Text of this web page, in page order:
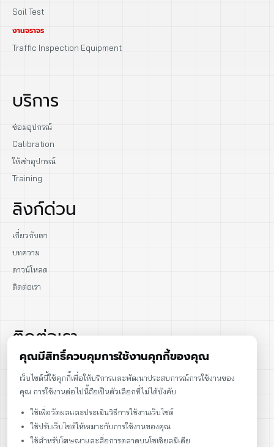
Soil Test
งานจราจร
Traffic Inspection Equipment
บริการ
ซ่อมอุปกรณ์
Calibration
ให้เช่าอุปกรณ์
Training
ลิงก์ด่วน
เกี่ยวกับเรา
บทความ
ดาวน์โหลด
ติดต่อเรา
ติดต่อเรา
086-086-2000
sales@cst.co.th
คุณมีสิทธิ์ควบคุมการใช้งานคุกกี้ของคุณ
เว็บไซต์นี้ใช้คุกกี้เพื่อให้บริการและพัฒนาประสบการณ์การใช้งานของ
คุณ การใช้งานต่อไปนี้ถือเป็นตัวเลือกที่ไม่ได้บังคับ
ใช้เพื่อวัดผลและประเมินวิธีการใช้งานเว็บไซต์
ใช้ปรับเว็บไซต์ให้เหมาะกับการใช้งานของคุณ
ใช้สำหรับโฆษณาและสื่อการตลาดบนโซเชียลมีเดีย